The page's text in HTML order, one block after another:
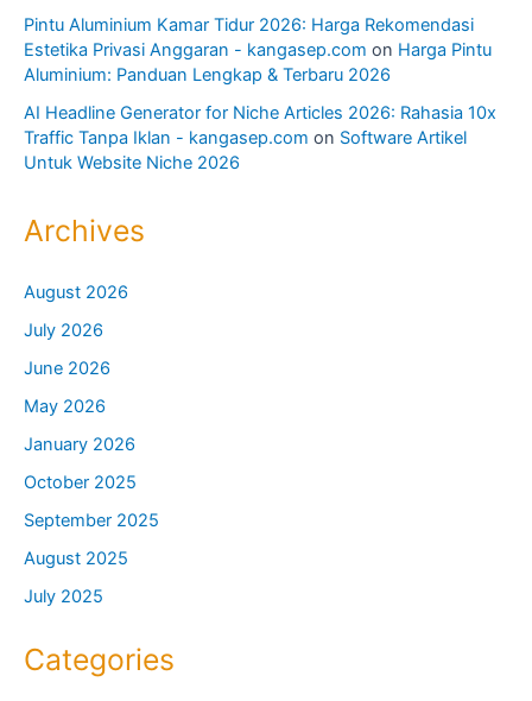
Pintu Aluminium Kamar Tidur 2026: Harga Rekomendasi
Estetika Privasi Anggaran - kangasep.com on Harga Pintu
Aluminium: Panduan Lengkap & Terbaru 2026
AI Headline Generator for Niche Articles 2026: Rahasia 10x
Traffic Tanpa Iklan - kangasep.com on Software Artikel
Untuk Website Niche 2026
Archives
August 2026
July 2026
June 2026
May 2026
January 2026
October 2025
September 2025
August 2025
July 2025
Categories